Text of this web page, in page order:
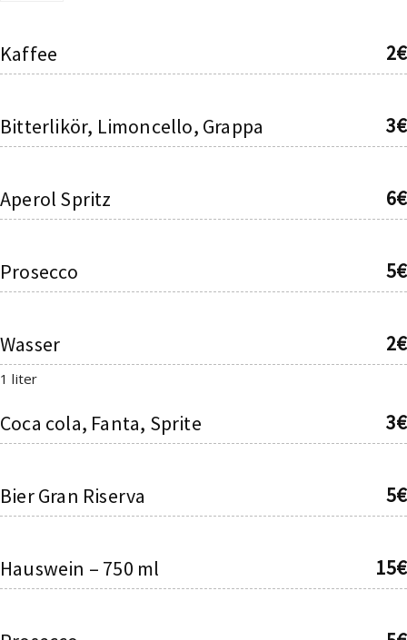
Kaffee 2€
Bitterlikör, Limoncello, Grappa 3€
Aperol Spritz 6€
Prosecco 5€
Wasser 2€
1 liter
Coca cola, Fanta, Sprite 3€
Bier Gran Riserva 5€
Hauswein – 750 ml 15€